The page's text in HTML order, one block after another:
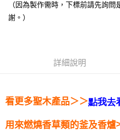
7-11取貨付款
每筆NT$80，滿NT$3,000(含以上)
免運費
（因為製作需時，下標前請先詢
謝。）
詳細說明
看更多聖木產品＞＞點我去
用來燃燒香草類的釜及香爐